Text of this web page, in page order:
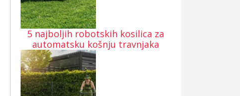
5 najboljih robotskih kosilica za
automatsku košnju travnjaka